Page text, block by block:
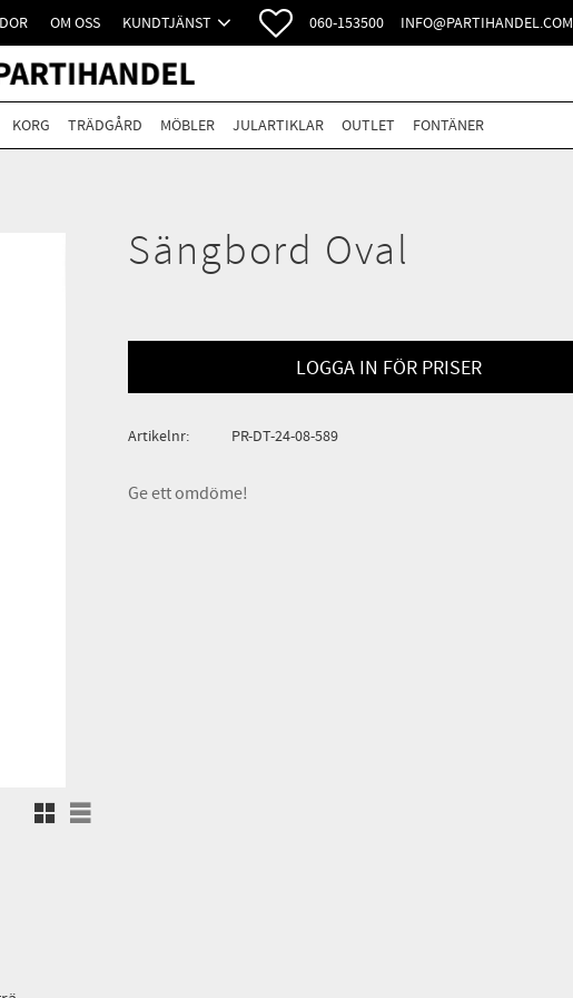
OM OSS KUNDTJÄNST FAVORITER
060-153500 INFO@PARTIHANDEL.COM
KORG TRÄDGÅRD MÖBLER JULARTIKLAR OUTLET FONTÄNER
Sängbord Oval
Rutnätsvy
Listvy
LOGGA IN FÖR PRISER
Artikelnr PR-DT-24-08-589
Ge ett omdöme!